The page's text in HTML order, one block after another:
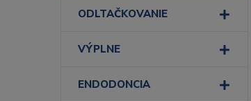
ODLTAČKOVANIE
VÝPLNE
ENDODONCIA